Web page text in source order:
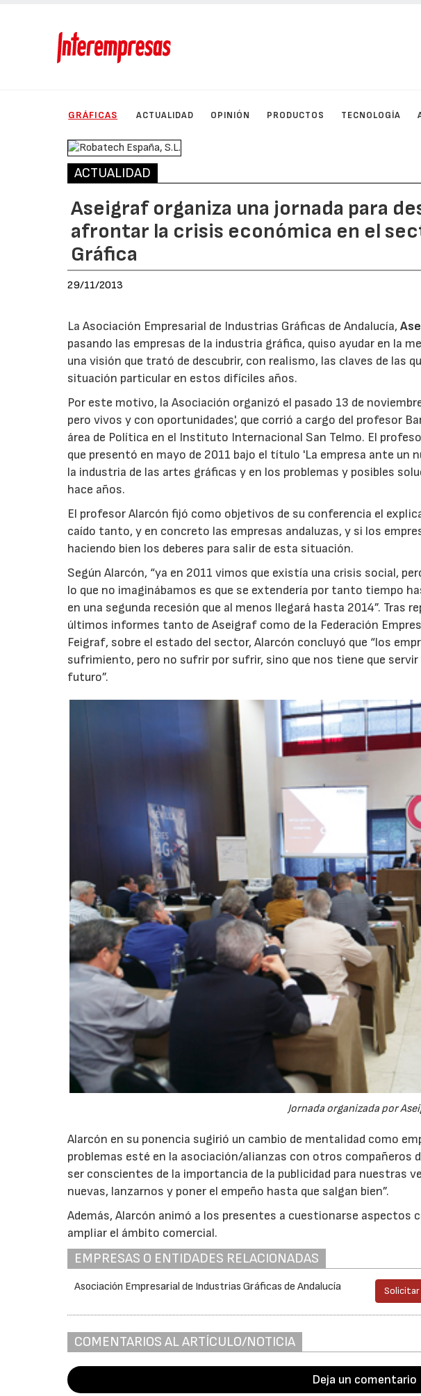
GRÁFICAS ACTUALIDAD OPINIÓN PRODUCTOS TECNOLOGÍA
ACTUALIDAD
Aseigraf organiza una jornada para
afrontar la crisis económica en el
Gráfica
29/11/2013
La Asociación Empresarial de Industrias Gráficas de Andalucía,
pasando las empresas de la industria gráfica, quiso ayudar en la
una visión que trató de descubrir, con realismo, las claves de las
situación particular en estos difíciles años.
Por este motivo, la Asociación organizó el pasado 13 de
pero vivos y con oportunidades', que corrió a cargo del profesor
área de Política en el Instituto Internacional San Telmo. El
que presentó en mayo de 2011 bajo el título 'La empresa ante un
la industria de las artes gráficas y en los problemas y posibles
hace años.
El profesor Alarcón fijó como objetivos de su conferencia el
caído tanto, y en concreto las empresas andaluzas, y si los
haciendo bien los deberes para salir de esta situación.
Según Alarcón, “ya en 2011 vimos que existía una crisis social,
lo que no imaginábamos es que se extendería por tanto tiempo
en una segunda recesión que al menos llegará hasta 2014”. Tras
últimos informes tanto de Aseigraf como de la Federación
Feigraf, sobre el estado del sector, Alarcón concluyó que “los
sufrimiento, pero no sufrir por sufrir, sino que nos tiene que
futuro”.
Jornada organizada por
Alarcón en su ponencia sugirió un cambio de mentalidad como
problemas esté en la asociación/alianzas con otros compañeros
ser conscientes de la importancia de la publicidad para nuestras
nuevas, lanzarnos y poner el empeño hasta que salgan bien”.
Además, Alarcón animó a los presentes a cuestionarse aspectos
ampliar el ámbito comercial.
EMPRESAS O ENTIDADES RELACIONADAS
Asociación Empresarial de Industrias Gráficas de Andalucía
COMENTARIOS AL ARTÍCULO/NOTICIA
Deja un comentario